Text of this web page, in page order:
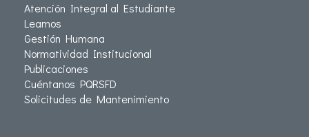
Atención Integral al Estudiante
Leamos
Gestión Humana
Normatividad Institucional
Publicaciones
Cuéntanos PQRSFD
Solicitudes de Mantenimiento